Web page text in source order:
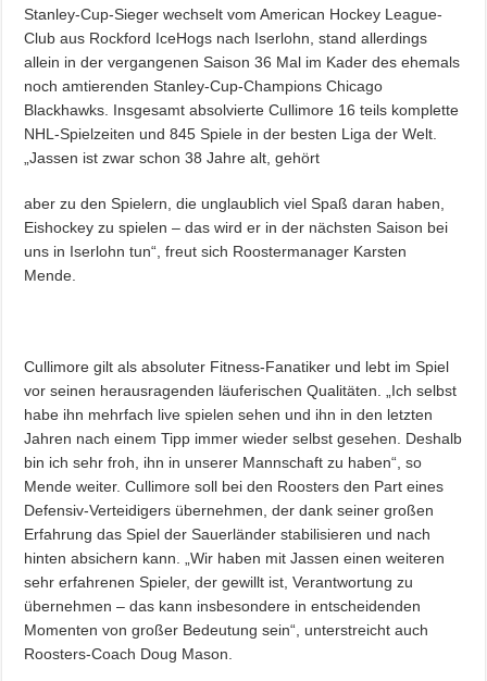
Stanley-Cup-Sieger wechselt vom American Hockey League-
Club aus Rockford IceHogs nach Iserlohn, stand allerdings
allein in der vergangenen Saison 36 Mal im Kader des ehemals
noch amtierenden Stanley-Cup-Champions Chicago
Blackhawks. Insgesamt absolvierte Cullimore 16 teils komplette
NHL-Spielzeiten und 845 Spiele in der besten Liga der Welt.
„Jassen ist zwar schon 38 Jahre alt, gehört
aber zu den Spielern, die unglaublich viel Spaß daran haben,
Eishockey zu spielen – das wird er in der nächsten Saison bei
uns in Iserlohn tun“, freut sich Roostermanager Karsten
Mende.
Cullimore gilt als absoluter Fitness-Fanatiker und lebt im Spiel
vor seinen herausragenden läuferischen Qualitäten. „Ich selbst
habe ihn mehrfach live spielen sehen und ihn in den letzten
Jahren nach einem Tipp immer wieder selbst gesehen. Deshalb
bin ich sehr froh, ihn in unserer Mannschaft zu haben“, so
Mende weiter. Cullimore soll bei den Roosters den Part eines
Defensiv-Verteidigers übernehmen, der dank seiner großen
Erfahrung das Spiel der Sauerländer stabilisieren und nach
hinten absichern kann. „Wir haben mit Jassen einen weiteren
sehr erfahrenen Spieler, der gewillt ist, Verantwortung zu
übernehmen – das kann insbesondere in entscheidenden
Momenten von großer Bedeutung sein“, unterstreicht auch
Roosters-Coach Doug Mason.